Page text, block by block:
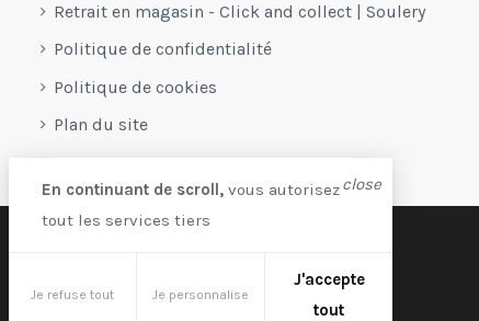
Retrait en magasin - Click and collect | Soulery
Politique de confidentialité
Politique de cookies
Plan du site
close
En continuant de scroll, vous autorisez
tout les services tiers
Je refuse tout Je personnalise
J'accepte
tout